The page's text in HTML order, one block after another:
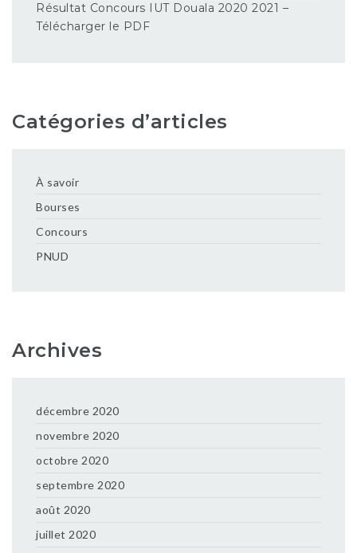
Résultat Concours IUT Douala 2020 2021 –
Télécharger le PDF
Catégories d’articles
À savoir
Bourses
Concours
PNUD
Archives
décembre 2020
novembre 2020
octobre 2020
septembre 2020
août 2020
juillet 2020